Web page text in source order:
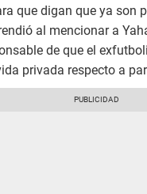
que digan que ya son
al mencionar a
de que el
privada respecto a